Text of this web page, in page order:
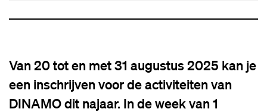
Van 20 tot en met 31 augustus 2025 kan je
een inschrijven voor de activiteiten van
DINAMO dit najaar. In de week van 1